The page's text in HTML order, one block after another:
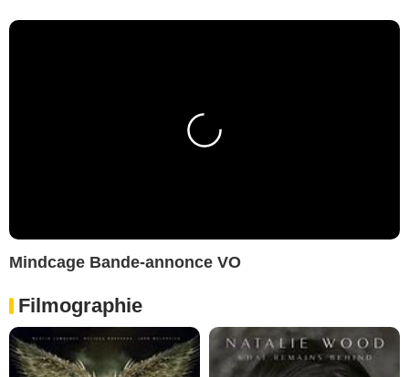
Mindcage Bande-annonce VO
Filmographie